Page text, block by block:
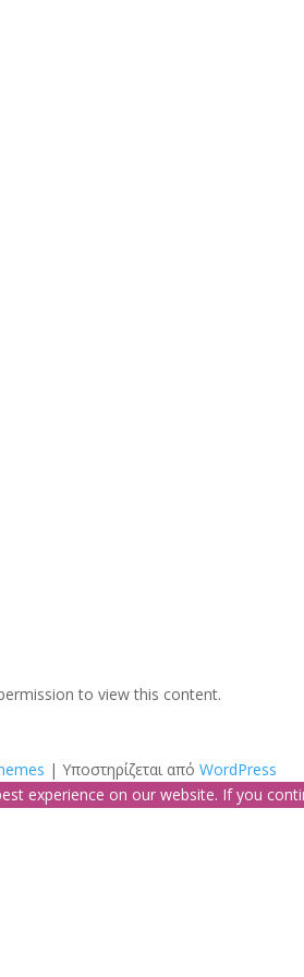
to view this content.
| Υποστηρίζεται απόWordPress
experience on our website. If you